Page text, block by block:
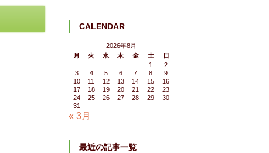
CALENDAR
2026年8月
月
火 水 木 金 土
日
1
2
3
4 5 6 7 8
9
10
11 12 13 14 15
16
17
18 19 20 21 22
23
24
25 26 27 28 29
30
31
« 3月
最近の記事一覧